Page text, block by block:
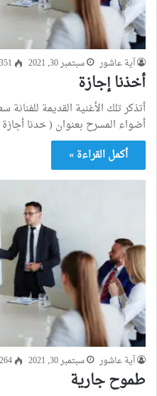
آية عاشور سبتمبر 30, 2021 351
أخذنا إجازة
أتذكر تلك الأغنية القديمة
أضواء المسرح بعنوان ( خدنا
أكمل القراءة »
آية عاشور سبتمبر 30, 2021 264
طموح جارية